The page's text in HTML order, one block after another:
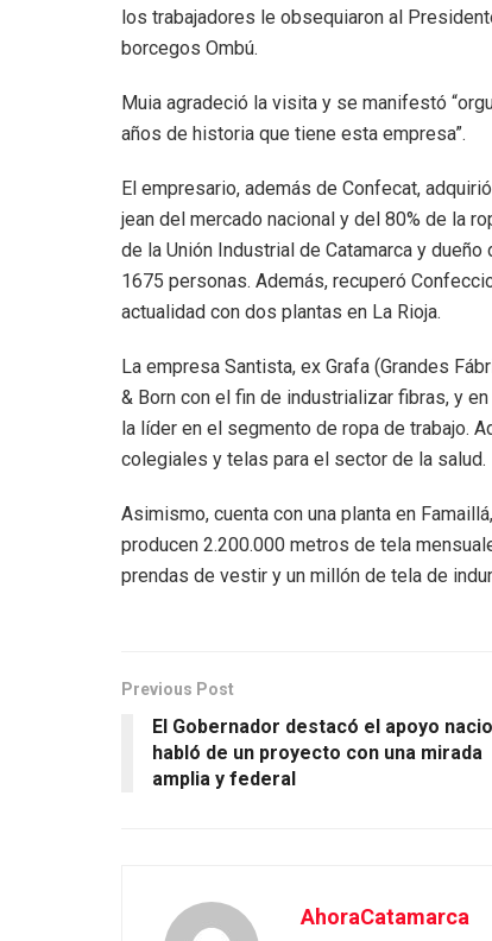
los trabajadores le obsequiaron al
borcegos Ombú.
Muia agradeció la visita y se manifestó
años de historia que tiene esta empresa”.
El empresario, además de Confecat,
jean del mercado nacional y del 80% de la
de la Unión Industrial de Catamarca y
1675 personas. Además, recuperó
actualidad con dos plantas en La Rioja.
La empresa Santista, ex Grafa (Grandes
& Born con el fin de industrializar fibras, y
la líder en el segmento de ropa de trabajo.
colegiales y telas para el sector de la salud.
Asimismo, cuenta con una planta en
producen 2.200.000 metros de tela
prendas de vestir y un millón de tela de
Previous Post
El Gobernador destacó el apoyo
habló de un proyecto con una mirada
amplia y federal
AhoraCatamarca